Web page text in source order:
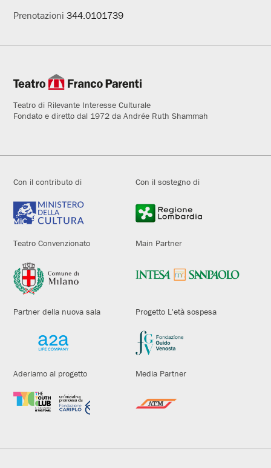
Prenotazioni344.0101739
Teatro di Rilevante Interesse Culturale
Fondato e diretto dal 1972 da Andrée Ruth Shammah
Con il contributo di Con il sostegno di
Teatro Convenzionato Main Partner
Partner della nuova sala Progetto L'età sospesa
Aderiamo al progetto Media Partner